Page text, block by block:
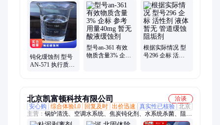
剂、表面活性剂、耐火材料、水处理原材料
钝化缓蚀剂 型号
AN-571 执行质量
型号an-361 有效
物质含量3% 企标
根据实际情况 型
号296 企标 活性
北京凯富顿科技有限公司
洽谈
安心购
综合体验L0 回复及时 出价迅速 真实性已核验 北京
主营： 锅炉清洗、空调水系统、焦炭钝化剂、水系统杀菌、阻垢
分散剂、洗涤高温水、粉尘抑制剂、脱硫增效剂、在线清洗剂、